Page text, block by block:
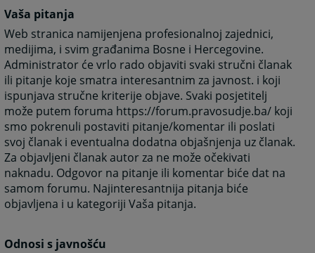
Vaša pitanja
Web stranica namijenjena profesionalnoj zajednici,
medijima, i svim građanima Bosne i Hercegovine.
Administrator će vrlo rado objaviti svaki stručni članak
ili pitanje koje smatra interesantnim za javnost. i koji
ispunjava stručne kriterije objave. Svaki posjetitelj
može putem foruma https://forum.pravosudje.ba/ koji
smo pokrenuli postaviti pitanje/komentar ili poslati
svoj članak i eventualna dodatna objašnjenja uz članak.
Za objavljeni članak autor za ne može očekivati
naknadu. Odgovor na pitanje ili komentar biće dat na
samom forumu. Najinteresantnija pitanja biće
objavljena i u kategoriji Vaša pitanja.
Odnosi s javnošću